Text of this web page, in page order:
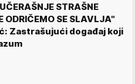
STRAŠNE
ODRIČEMO SE SLAVLJA"
Zastrašujući događaj koji